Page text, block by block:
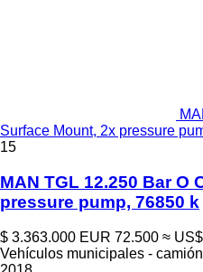
Surface Mount, 2x pressure
15
MAN TGL 12.250 Bar O
pressure pump, 76850 k
$ 3.363.000 EUR 72.500 ≈
Vehículos municipales -